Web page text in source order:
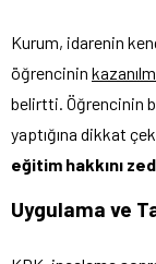
Kurum, idarenin
öğrencinin
belirtti. Öğrencinin
yaptığına dikkat
eğitim hakkını
Uygulama ve